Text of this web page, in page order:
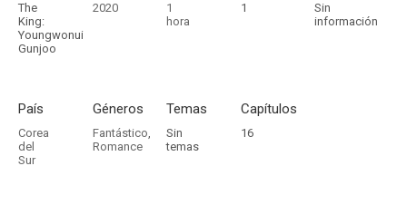
The
King:
Youngwonui
Gunjoo
2020
1
hora
1
Sin
información
País
Corea
del
Sur
Géneros
Fantástico,
Romance
Temas
Sin
temas
Capítulos
16